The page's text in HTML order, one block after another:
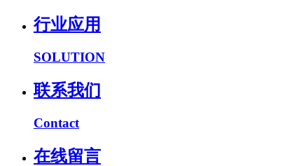
行业应用
SOLUTION
联系我们
Contact
在线留言